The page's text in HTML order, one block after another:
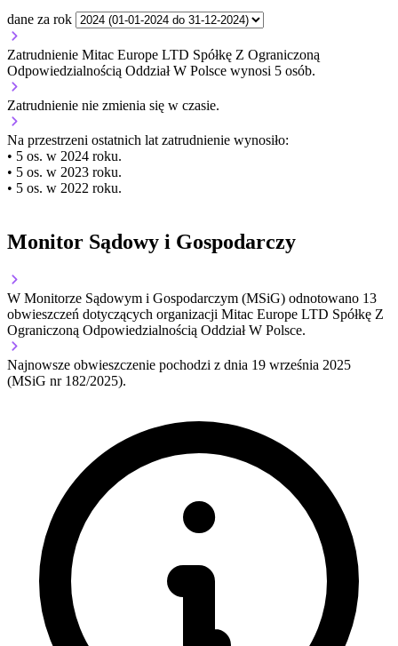
dane za rok
Zatrudnienie Mitac Europe LTD Spółkę Z Ograniczoną
Odpowiedzialnością Oddział W Polsce wynosi 5 osób.
Zatrudnienie nie zmienia się w czasie.
Na przestrzeni ostatnich lat zatrudnienie wynosiło:
• 5 os. w 2024 roku.
• 5 os. w 2023 roku.
• 5 os. w 2022 roku.
Monitor Sądowy i Gospodarczy
W Monitorze Sądowym i Gospodarczym (MSiG) odnotowano 13
obwieszczeń dotyczących organizacji Mitac Europe LTD Spółkę Z
Ograniczoną Odpowiedzialnością Oddział W Polsce.
Najnowsze obwieszczenie pochodzi z dnia 19 września 2025
(MSiG nr 182/2025).